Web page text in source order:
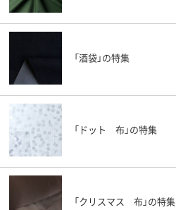
「酒袋」の特集
「ドット 布」の特集
「クリスマス 布」の特集